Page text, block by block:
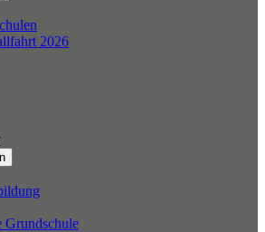
2026
Grundschule